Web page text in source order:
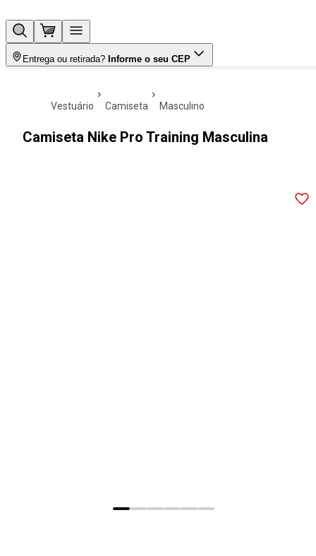
Entrega ou retirada? Informe o seu CEP
vestuário camiseta masculino
Camiseta Nike Pro Training Masculina